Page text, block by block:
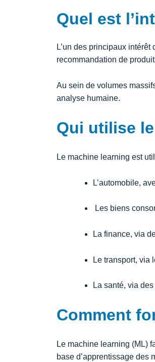
Quel est
L’un des principaux
recommandation de
Au sein de volumes
analyse humaine.
Qui utilise
Le machine learning est
L’automobile,
Les biens
La finance, via
Le transport, via
La santé, via
Comment
Le machine learning (ML)
base d’apprentissage des